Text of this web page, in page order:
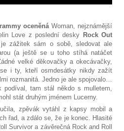
oceněnáWoman, nejznámější
Love z poslední desky
Rock Out
zážitek sám o sobě, sledovat ale
(a ještě se u toho stíhá natáčet
velké děkovačky a okecávačky,
i ty, kteří osmdesátky nikdy zažít
rozmanitá. Jedno je ale spojovalo…
tam stál někdo s mulletem,
stát druhým jménem Lucerny.
zpěvák vytáhl z kapsy mobil a
řad, a zdálo se, že je konec. Hlasité
Survivor a závěrečná Rock and Roll